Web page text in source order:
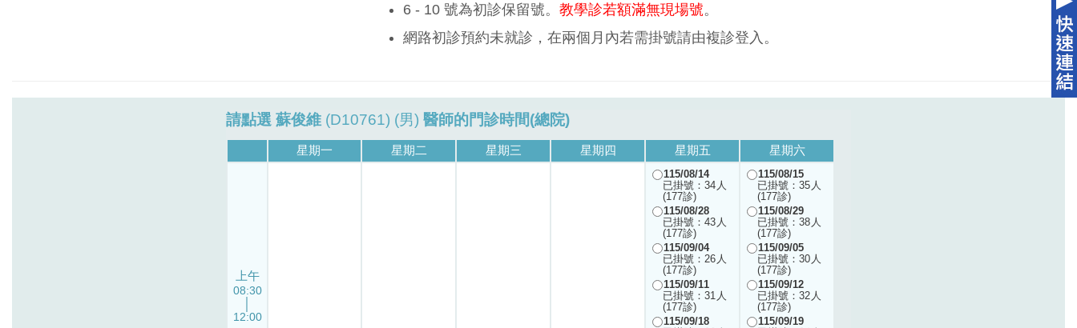
6 - 10 號為初診保留號。 教學診若額滿無現場號。
網路初診預約未就診，在兩個月內若需掛號請由複診登入。